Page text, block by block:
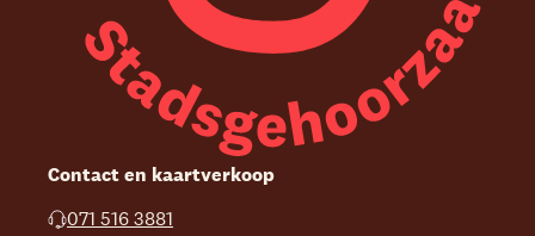
Contact en kaartverkoop
071 516 3881